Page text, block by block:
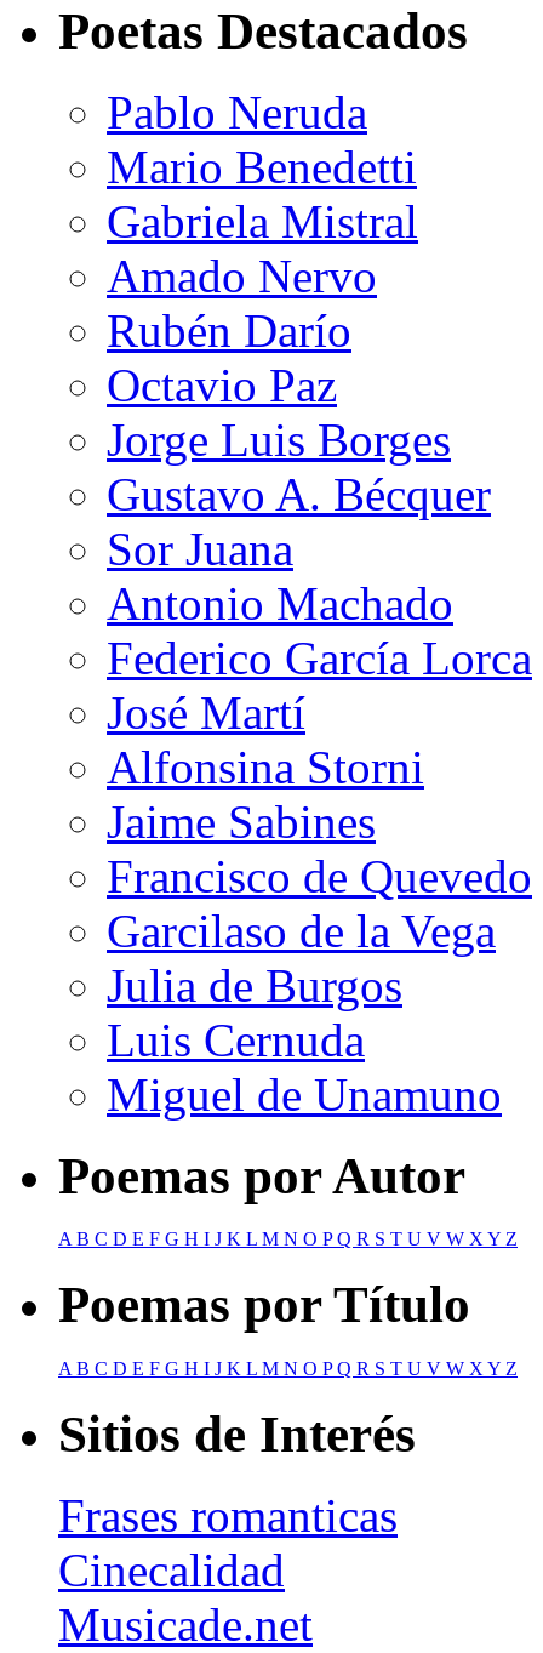
Poetas Destacados
Pablo Neruda
Mario Benedetti
Gabriela Mistral
Amado Nervo
Rubén Darío
Octavio Paz
Jorge Luis Borges
Gustavo A. Bécquer
Sor Juana
Antonio Machado
Federico García Lorca
José Martí
Alfonsina Storni
Jaime Sabines
Francisco de Quevedo
Garcilaso de la Vega
Julia de Burgos
Luis Cernuda
Miguel de Unamuno
Poemas por Autor
AB C D E F G H I J K L M N O PQ R S T U V W XY Z
Poemas por Título
A B C D E F G H I J K L M N O PQ R S T U V W X Y Z
Sitios de Interés
Frases romanticas
Cinecalidad
Musicade.net